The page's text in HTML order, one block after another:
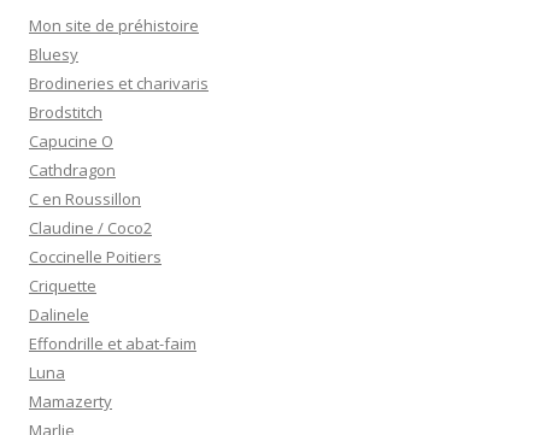
Mon site de préhistoire
Bluesy
Brodineries et charivaris
Brodstitch
Capucine O
Cathdragon
C en Roussillon
Claudine / Coco2
Coccinelle Poitiers
Criquette
Dalinele
Effondrille et abat-faim
Luna
Mamazerty
Marlie